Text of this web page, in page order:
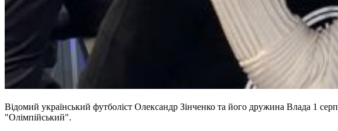
Відомий український футболіст Олександр Зінченко та його дружина Влада 1
"Олімпійський".